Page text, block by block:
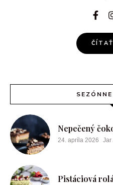
Nepečený
24. apríla 2026 Jar
Pistáciová